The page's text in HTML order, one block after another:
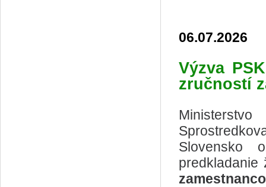
06.07.2026
Výzva
zručností
Slovensko